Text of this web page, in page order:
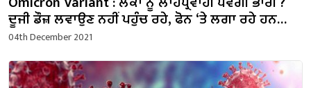
ਦੂਜੀ ਡੌਜ਼ ਲਵਾਉਣ ਨਹੀਂ ਪਹੁੰਚ ਰਹੇ, ਫੋਨ ‘ਤੇ ਲਗਾ ਰਹੇ ਹਨ
ਅਜੀਬ ਬਹਾਨੇ
04th December 2021